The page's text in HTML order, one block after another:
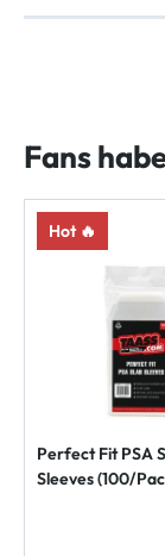
Fans
Hot 🔥
Perfect Fit PSA
Sleeves (100/